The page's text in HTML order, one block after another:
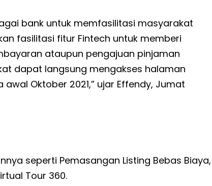
bank untuk memfasilitasi masyarakat
fasilitasi fitur Fintech untuk memberi
ataupun pengajuan pinjaman
dapat langsung mengakses halaman
Oktober 2021,” ujar Effendy, Jumat
seperti Pemasangan Listing Bebas Biaya,
Tour 360.